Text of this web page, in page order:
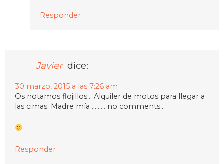
Responder
Javier dice:
30 marzo, 2015 a las 7:26 am
Os notamos flojillos… Alquiler de motos para llegar a
las cimas. Madre mía ……… no comments…
Responder